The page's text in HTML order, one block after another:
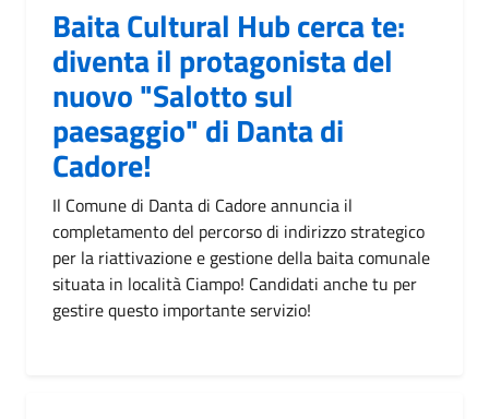
Baita Cultural Hub cerca te:
diventa il protagonista del
nuovo "Salotto sul
paesaggio" di Danta di
Cadore!
Il Comune di Danta di Cadore annuncia il
completamento del percorso di indirizzo strategico
per la riattivazione e gestione della baita comunale
situata in località Ciampo! Candidati anche tu per
gestire questo importante servizio!